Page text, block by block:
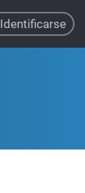
Identificarse